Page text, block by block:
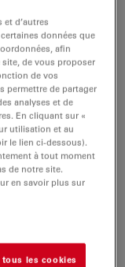
FR
IT
JP
d’autres
données que
afin
de vous proposer
de vos
permettre de partager
analyses et de
En cliquant sur «
utilisation et au
le lien ci-dessous).
à tout moment
de notre site.
en savoir plus sur
les cookies